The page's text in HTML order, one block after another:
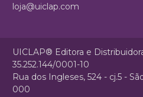
loja@uiclap.com
UICLAP® Editora e
35.252.144/0001-10
Rua dos Ingleses, 524 - cj.5 -
000